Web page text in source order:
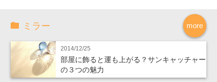
more
ミラー
2014/12/25
部屋に飾ると運も上がる？サンキャッチャー
の３つの魅力